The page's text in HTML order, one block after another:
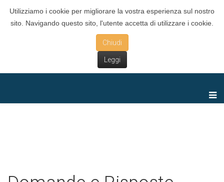
Utilizziamo i cookie per migliorare la vostra esperienza sul nostro
sito. Navigando questo sito, l'utente accetta di utilizzare i cookie.
Chiudi
Leggi